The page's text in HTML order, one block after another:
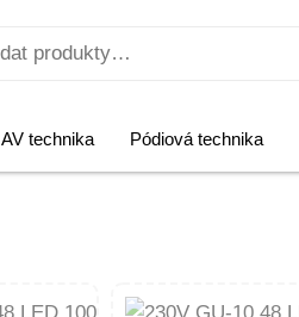
AV technika Pódiová technika